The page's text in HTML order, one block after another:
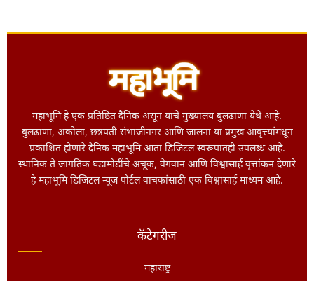
महाभूमि हे एक प्रतिष्ठित दैनिक असून याचे मुख्यालय बुलढाणा येथे आहे.
बुलढाणा, अकोला, छत्रपती संभाजीनगर आणि जालना या प्रमुख आवृत्त्यांमधून
प्रकाशित होणारे दैनिक महाभूमि आता डिजिटल स्वरूपातही उपलब्ध आहे.
स्थानिक ते जागतिक घडामोडींचे अचूक, वेगवान आणि विश्वासार्ह वृत्तांकन देणारे
हे महाभूमि डिजिटल न्यूज पोर्टल वाचकांसाठी एक विश्वासार्ह माध्यम आहे.
कॅटेगरीज
महाराष्ट्र